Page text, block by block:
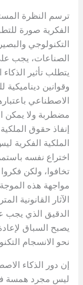
ترسم النظرة
الفكرية صورة
التكنولوجي
الصناعات، يجب
يتطلب تأثير
وقوانين ديناميكية
الاصطناعي
مضطربة ولا يمكن
إنفاذ حقوق
الملكية الفكرية
اختراع نفسه
تخافوا، ولكن
مواجهة هذه
الآثار القانونية
الدقيق الذي يجب
يصبح السباق
نحو الانسجام
إن دور الذكاء
ليس مجرد همسة